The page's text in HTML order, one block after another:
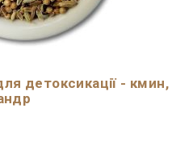
детоксикації - кмин,